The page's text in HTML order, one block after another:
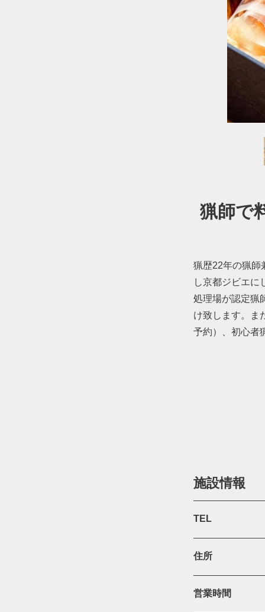
猟師で
猟歴22年の猟師
し京都ジビエに
処理場が認定猟
け致します。ま
予約）、初心者
施設情報
TEL
住所
営業時間